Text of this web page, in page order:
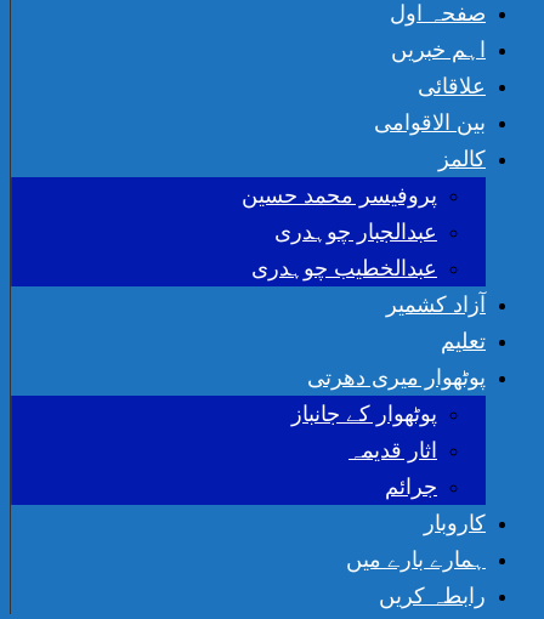
صفحہ اول
اہم خبریں
علاقائی
بین الاقوامی
کالمز
پروفیسر محمد حسین
عبدالجبار چوہدری
عبدالخطیب چوہدری
آزاد کشمیر
تعلیم
پوٹھوار میری دھرتی
پوٹھوار کے جانباز
اثار قدیمہ
جرائم
کاروبار
ہمارے بارے میں
رابطہ کریں